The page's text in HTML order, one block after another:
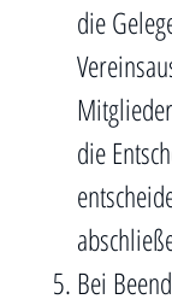
die
die
Bei